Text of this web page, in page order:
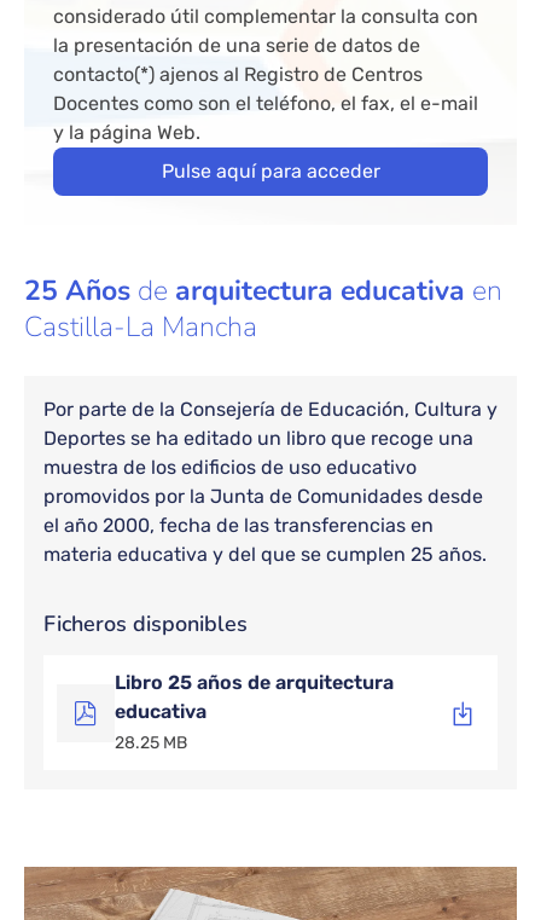
considerado útil complementar la consulta con
la presentación de una serie de datos de
contacto(*) ajenos al Registro de Centros
Docentes como son el teléfono, el fax, el e-mail
y la página Web.
Pulse aquí para acceder
25 Años de arquitectura educativa en
Castilla-La Mancha
Por parte de la Consejería de Educación, Cultura y
Deportes se ha editado un libro que recoge una
muestra de los edificios de uso educativo
promovidos por la Junta de Comunidades desde
el año 2000, fecha de las transferencias en
materia educativa y del que se cumplen 25 años.
Ficheros disponibles
Libro 25 años de arquitectura
educativa
28.25 MB
Bloque de contenido